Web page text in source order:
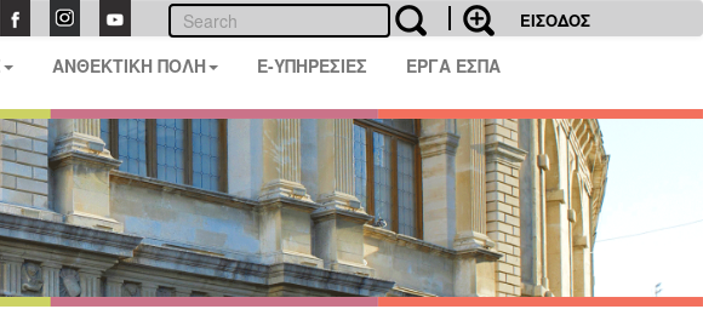
ΕΙΣΟΔΟΣ
ΑΝΘΕΚΤΙΚΗ ΠΟΛΗ E-ΥΠΗΡΕΣΙΕΣ ΕΡΓΑ ΕΣΠΑ